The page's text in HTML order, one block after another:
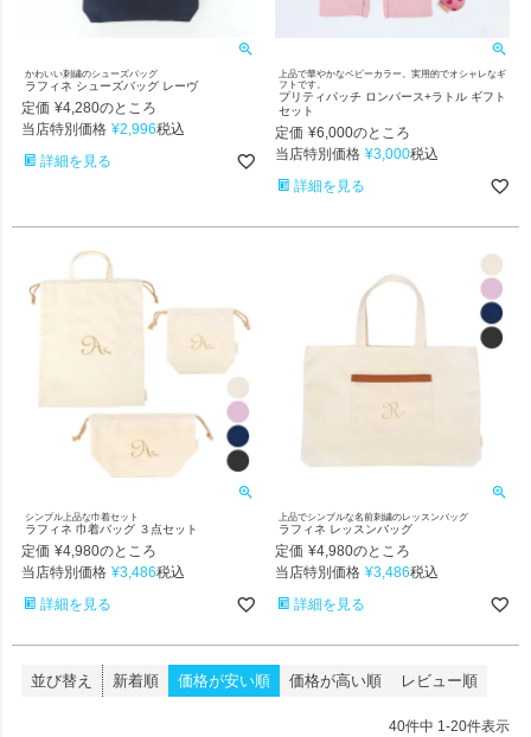
かわいい刺繍のシューズバッグ
ラフィネ シューズバッグ レーヴ
定価 ¥4,280のところ
当店特別価格 ¥2,996税込
詳細を見る
上品で華やかなベビーカラー。実用的でオシャレなギ
フトです。
プリティパッチ ロンパース+ラトル ギフト
セット
定価 ¥6,000のところ
当店特別価格 ¥3,000税込
詳細を見る
シンプル上品な巾着セット
ラフィネ 巾着バッグ ３点セット
定価 ¥4,980のところ
当店特別価格 ¥3,486税込
詳細を見る
上品でシンプルな名前刺繍のレッスンバッグ
ラフィネ レッスンバッグ
定価 ¥4,980のところ
当店特別価格 ¥3,486税込
詳細を見る
並び替え 新着順 価格が安い順 価格が高い順 レビュー順
40件中 1-20件表示